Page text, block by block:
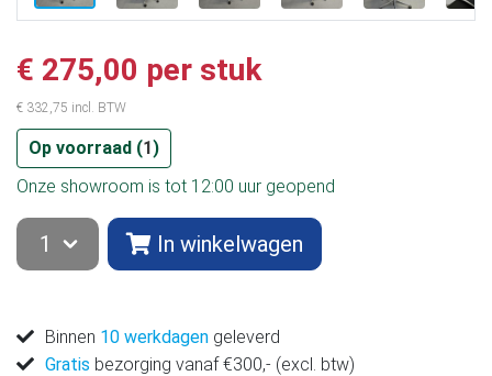
€ 275,00 per stuk
€ 332,75 incl. BTW
Op voorraad (1)
Onze showroom is tot 12:00 uur geopend
In winkelwagen
Binnen 10 werkdagen geleverd
Gratis bezorging vanaf €300,- (excl. btw)